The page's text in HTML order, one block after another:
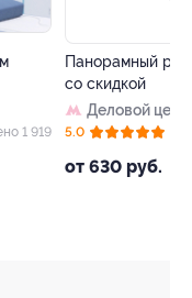
1 919
Панорамный
со скидкой
Деловой
от 630 руб.
5.0